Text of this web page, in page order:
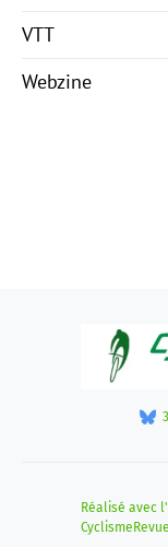
VTT
Webzine
Réalisé avec